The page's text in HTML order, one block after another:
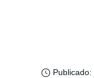
Publicado: